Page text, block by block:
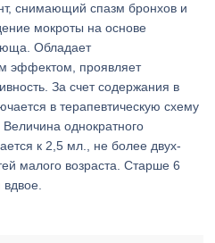
снимающий спазм бронхов и
мокроты на основе
Обладает
эффектом, проявляет
За счет содержания в
в терапевтическую схему
однократного
к 2,5 мл., не более двух-
малого возраста. Старше 6